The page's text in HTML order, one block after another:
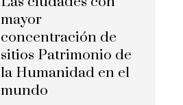
mayor
concentración de
sitios Patrimonio de
la Humanidad en el
mundo